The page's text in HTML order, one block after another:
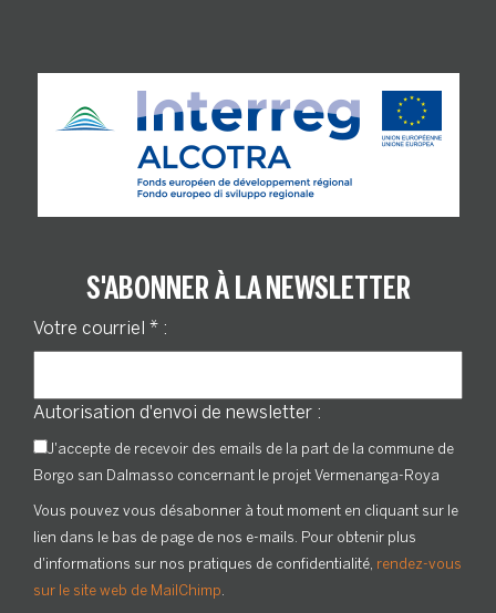
S'ABONNER À LA NEWSLETTER
Votre courriel * :
Autorisation d'envoi de newsletter :
J'accepte de recevoir des emails de la part de la commune de
Borgo san Dalmasso concernant le projet Vermenanga-Roya
Vous pouvez vous désabonner à tout moment en cliquant sur le
lien dans le bas de page de nos e-mails. Pour obtenir plus
d'informations sur nos pratiques de confidentialité, rendez-vous
sur le site web de MailChimp